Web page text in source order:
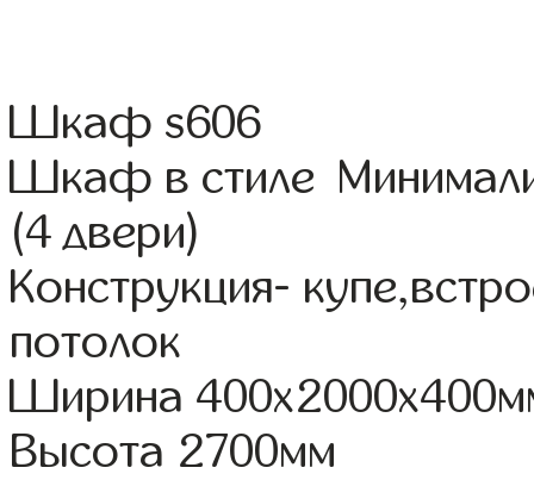
Шкаф s606
Шкаф в стиле
(4 двери)
Конструкция-
потолок
Ширина
Высота 2700мм